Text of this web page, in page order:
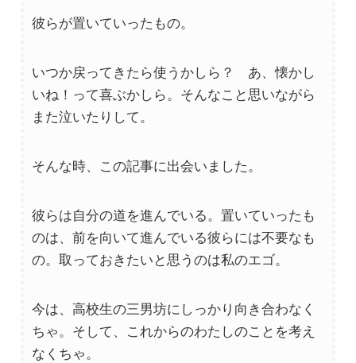
彼らが置いていったもの。
いつか戻ってきたら使うかしら？ あ、懐かし
いね！って喜ぶかしら。そんなこと思いながら
また泣いたりして。
そんな時、この記事に出会いました。
彼らは自分の道を進んでいる。置いていったも
のは、前を向いて進んでいる彼らには不要なも
の。取っておきたいと思うのは私のエゴ。
今は、高校生の三男坊にしっかり向き合わなく
ちゃ。そして、これからのわたしのことを考え
なくちゃ。